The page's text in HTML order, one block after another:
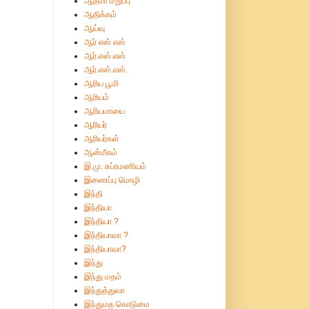
ஆதிக்கம்
ஆய்வு
ஆர் எஸ் எஸ்
ஆர்.எஸ்.எஸ்
ஆர்.எஸ்.எஸ்.
ஆரிய பூமி
ஆரியம்
ஆரியமாயை
ஆரியர்
ஆரியர்கள்
ஆன்மீகம்
இ.மு. சுப்ரமணியம்
இணைப்பு மொழி
இந்தி
இந்தியா
இந்தியா ?
இந்தியாவா ?
இந்தியாவா?
இந்து
இந்து மதம்
இந்துத்துவா
இந்துமத கொடுமை